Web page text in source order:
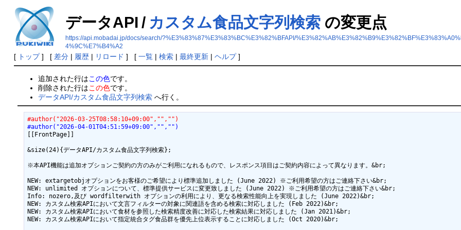
データAPI / カスタム食品文字列検索の変更点
https://api.mobadai.jp/docs/search/?%E3%83%87%E3%83%BC%E3%82%BFAPI/
4%9C%E7%B4%A2
[ トップ] [ 差分| 履歴| リロード ] [ 一覧| 検索| 最終更新| ヘルプ]
追加された行はこの色です。
削除された行はこの色です。
データAPI/カスタム食品文字列検索 へ行く。
#author("2026-03-25T08:58:10+09:00","","")
#author("2026-04-01T04:51:59+09:00","","")
[[FrontPage]]
&size(24){データAPI/カスタム食品文字列検索};
※本API機能は追加オプションご契約の方のみがご利用になれるもので、レスポンス項目はご契約内容によって異なります。&br;
NEW: extargetobjオプションをお客様のご希望により標準追加しました (June 2022) ※ご利用希望の方はご連絡下さい&br;
NEW: unlimited オプションについて、標準提供サービスに変更致しました (June 2022) ※ご利用希望の方はご連絡下さい&br;
Info: nozero,及び wordfilterwith オプションの利用により、更なる検索性能向上を実現しました (June 2022)&br;
NEW: カスタム検索APIにおいて文言フィルターの対象に関連語を含める検索に対応しました (Feb 2022)&br;
NEW: カスタム検索APIにおいて食材を参照した検索精度改善に対応した検索結果に対応しました (Jan 2021)&br;
NEW: カスタム検索APIにおいて指定統合タグ食品群を優先上位表示することに対応しました (Oct 2020)&br;